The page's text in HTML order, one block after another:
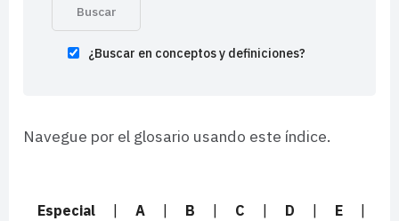
¿Buscar en conceptos y definiciones?
Navegue por el glosario usando este índice.
Especial A B C D E